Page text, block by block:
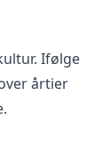
Ifølge
årtier